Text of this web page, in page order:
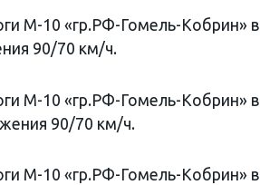
М-10 «гр.РФ-Гомель-Кобрин» в
90/70 км/ч.
М-10 «гр.РФ-Гомель-Кобрин» в
90/70 км/ч.
М-10 «гр.РФ-Гомель-Кобрин» в